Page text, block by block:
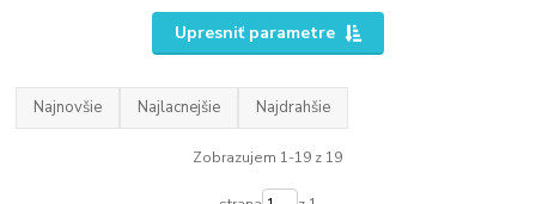
Upresniť parametre
Najnovšie Najlacnejšie Najdrahšie
Zobrazujem 1-19 z 19